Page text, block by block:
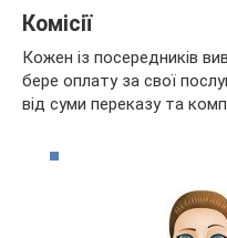
Комісії
Кожен із посередників
бере оплату за свої
від суми переказу та